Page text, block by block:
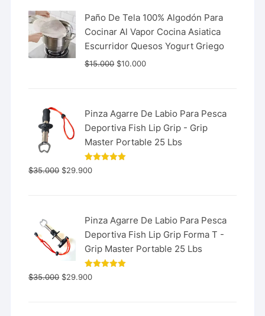
Paño De Tela 100% Algodón Para
Cocinar Al Vapor Cocina Asiatica
Escurridor Quesos Yogurt Griego
$15.000 $10.000
Pinza Agarre De Labio Para Pesca
Deportiva Fish Lip Grip - Grip
Master Portable 25 Lbs
Valorado
con
$35.000 $29.900
Pinza Agarre De Labio Para Pesca
Deportiva Fish Lip Grip Forma T -
Grip Master Portable 25 Lbs
Valorado
con
$35.000 $29.900